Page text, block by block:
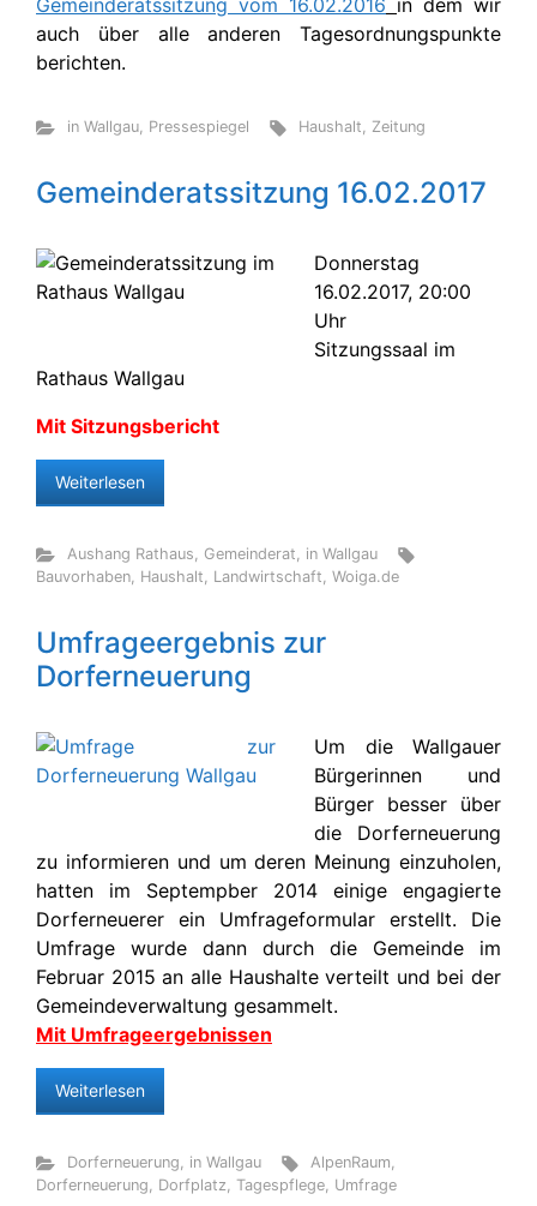
Gemeinderatssitzung vom 16.02.2016 in dem wir
auch über alle anderen Tagesordnungspunkte
berichten.
in Wallgau, Pressespiegel Haushalt, Zeitung
Gemeinderatssitzung 16.02.2017
Donnerstag
16.02.2017, 20:00
Uhr
Sitzungssaal im
Rathaus Wallgau
Mit Sitzungsbericht
Weiterlesen
Aushang Rathaus, Gemeinderat, in Wallgau
Bauvorhaben, Haushalt, Landwirtschaft, Woiga.de
Umfrageergebnis zur
Dorferneuerung
Um die Wallgauer
Bürgerinnen und
Bürger besser über
die Dorferneuerung
zu informieren und um deren Meinung einzuholen,
hatten im Septempber 2014 einige engagierte
Dorferneuerer ein Umfrageformular erstellt. Die
Umfrage wurde dann durch die Gemeinde im
Februar 2015 an alle Haushalte verteilt und bei der
Gemeindeverwaltung gesammelt.
Mit Umfrageergebnissen
Weiterlesen
Dorferneuerung, in Wallgau AlpenRaum,
Dorferneuerung, Dorfplatz, Tagespflege, Umfrage